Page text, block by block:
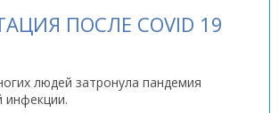
ПОСЛЕ COVID 19
людей затронула пандемия
инфекции.